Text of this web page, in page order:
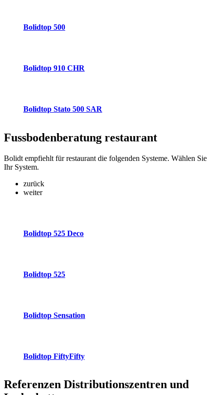
Bolidtop 500
Bolidtop 910 CHR
Bolidtop Stato 500 SAR
Fussbodenberatung restaurant
Bolidt empfiehlt für restaurant die folgenden Systeme. Wählen Sie
Ihr System.
zurück
weiter
Bolidtop 525 Deco
Bolidtop 525
Bolidtop Sensation
Bolidtop FiftyFifty
Referenzen Distributionszentren und